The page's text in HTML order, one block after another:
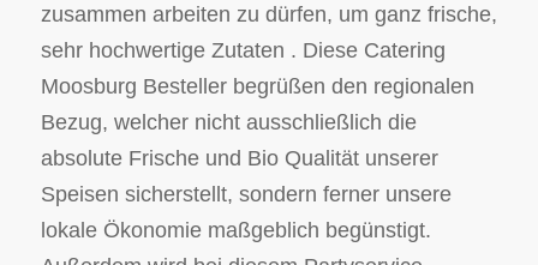
zusammen arbeiten zu dürfen, um ganz frische,
sehr hochwertige Zutaten . Diese Catering
Moosburg Besteller begrüßen den regionalen
Bezug, welcher nicht ausschließlich die
absolute Frische und Bio Qualität unserer
Speisen sicherstellt, sondern ferner unsere
lokale Ökonomie maßgeblich begünstigt.